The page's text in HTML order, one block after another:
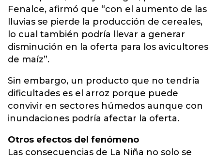
Fenalce, afirmó que “con el aumento de las
lluvias se pierde la producción de cereales,
lo cual también podría llevar a generar
disminución en la oferta para los avicultores
de maíz”.
Sin embargo, un producto que no tendría
dificultades es el arroz porque puede
convivir en sectores húmedos aunque con
inundaciones podría afectar la oferta.
Otros efectos del fenómeno
Las consecuencias de La Niña no solo se